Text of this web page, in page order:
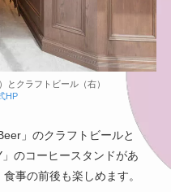
とクラフトビール（右）
HP
」のクラフトビールと
」のコーヒースタンドがあ
事の前後も楽しめます。